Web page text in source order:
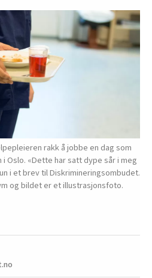
rakk å jobbe en dag som
Oslo. «Dette har satt dype sår i meg
i et brev til Diskrimineringsombudet.
og bildet er et illustrasjonsfoto.